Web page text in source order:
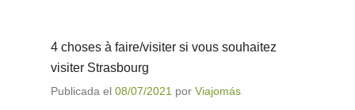
4 choses à faire/visiter si vous souhaitez
visiter Strasbourg
Publicada el 08/07/2021 por Viajomás